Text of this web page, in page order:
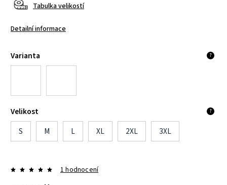
Tabulka velikostí
Detailní informace
Varianta ?
Velikost ?
S M L XL 2XL 3XL
1 hodnocení